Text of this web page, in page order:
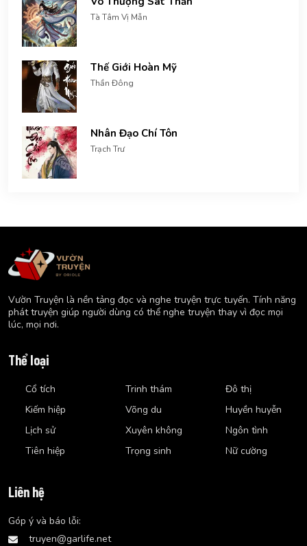
Tà Tâm Vị Mẫn
Thế Giới Hoàn Mỹ
Thần Đông
Nhân Đạo Chí Tôn
Trạch Trư
Vườn Truyện là nền tảng đọc và nghe truyện trực tuyến. Tính năng
phát truyện giúp người dùng có thể nghe truyện thay vì đọc mọi
lúc, mọi nơi.
Thể loại
Cổ tích
Kiếm hiệp
Lịch sử
Tiên hiệp
Trinh thám
Võng du
Xuyên không
Trọng sinh
Đô thị
Huyền huyễn
Ngôn tình
Nữ cường
Liên hệ
Góp ý và báo lỗi:
truyen@garlife.net